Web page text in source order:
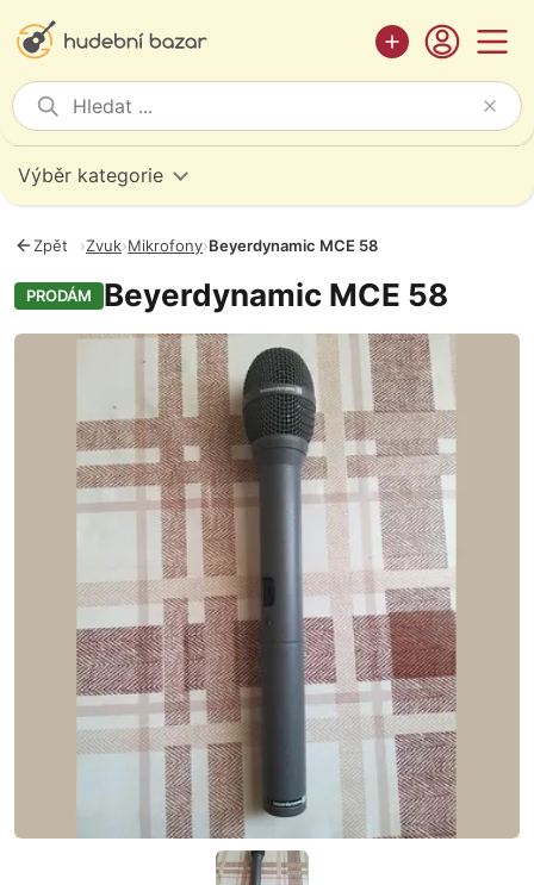
Výběr kategorie
Zpět ›Zvuk›Mikrofony›Beyerdynamic MCE 58
PRODÁM Beyerdynamic MCE 58
Fotografie